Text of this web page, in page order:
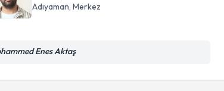
Adıyaman , Merkez
Enes Aktaş